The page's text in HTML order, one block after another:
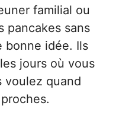
familial ou
pancakes sans
bonne idée. Ils
jours où vous
voulez quand